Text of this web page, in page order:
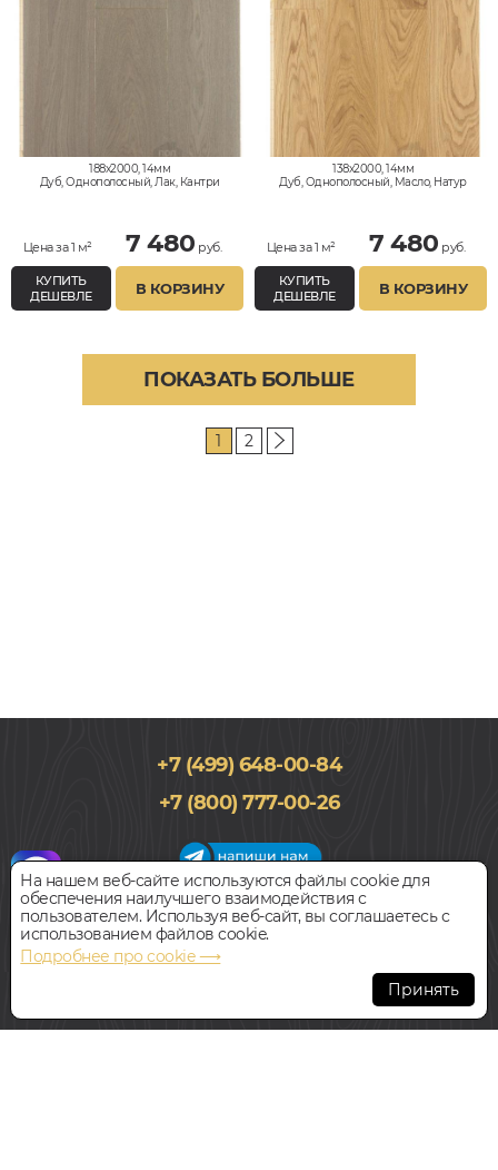
188x2000, 14мм
Дуб, Однополосный, Лак, Кантри
Цена за 1 м² 7 480 руб.
КУПИТЬ
ДЕШЕВЛЕ
В КОРЗИНУ
138x2000, 14мм
Дуб, Однополосный, Масло, Натур
Цена за 1 м² 7 480 руб.
КУПИТЬ
ДЕШЕВЛЕ
В КОРЗИНУ
ПОКАЗАТЬ БОЛЬШЕ
1 2
+7 (499) 648-00-84
+7 (800) 777-00-26
График работы салона
Пн-Вс с 09:00 до 21:00
Наш адрес:127018, г. Москва,
ул.Складочная, д.1, строение 9
На нашем веб-сайте используются файлы cookie для
обеспечения наилучшего взаимодействия с
пользователем. Используя веб-сайт, вы соглашаетесь с
использованием файлов cookie.
Подробнее про cookie ⟶
Принять